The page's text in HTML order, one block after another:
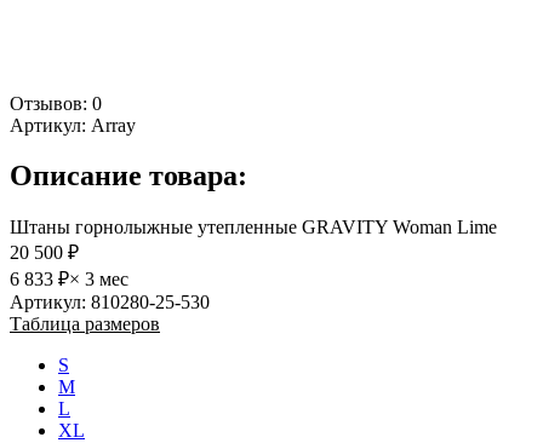
Отзывов: 0
Артикул: Array
Описание товара:
Штаны горнолыжные утепленные GRAVITY Woman Lime
20 500 ₽
6 833 ₽× 3 мес
Артикул: 810280-25-530
Таблица размеров
S
M
L
XL